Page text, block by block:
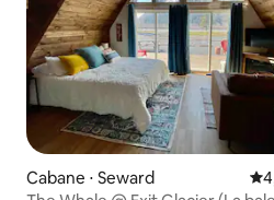
Cabane ⋅ Seward